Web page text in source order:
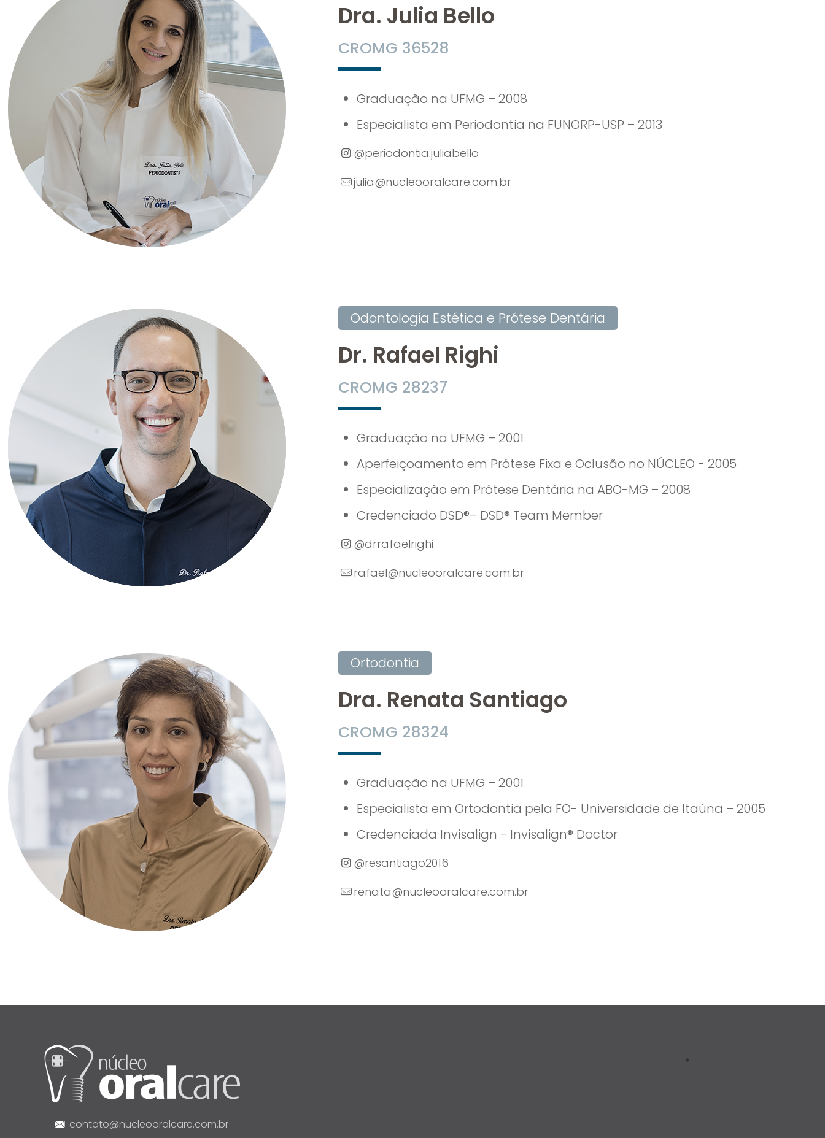
Dra. Julia Bello
CROMG 36528
Graduação na UFMG – 2008
Especialista em Periodontia na FUNORP-USP – 2013
@periodontia.juliabello
julia@nucleooralcare.com.br
Odontologia Estética e Prótese Dentária
Dr. Rafael Righi
CROMG 28237
Graduação na UFMG – 2001
Aperfeiçoamento em Prótese Fixa e Oclusão no NÚCLEO - 2005
Especialização em Prótese Dentária na ABO-MG – 2008
Credenciado DSD®– DSD® Team Member
@drrafaelrighi
rafael@nucleooralcare.com.br
Ortodontia
Dra. Renata Santiago
CROMG 28324
Graduação na UFMG – 2001
Especialista em Ortodontia pela FO- Universidade de Itaúna – 2005
Credenciada Invisalign - Invisalign® Doctor
@resantiago2016
renata@nucleooralcare.com.br
contato@nucleooralcare.com.br